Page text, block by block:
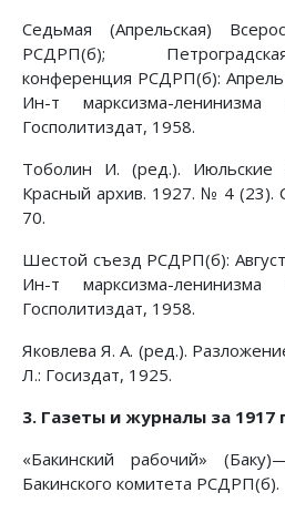
Седьмая (Апрельская)
РСДРП(б);
конференция РСДРП(б):
Ин-т марксизма-
Госполитиздат, 1958.
Тоболин И. (ред.).
Красный архив. 1927. № 4
70.
Шестой съезд РСДРП(б):
Ин-т марксизма-
Госполитиздат, 1958.
Яковлева Я. А. (ред.).
Л.: Госиздат, 1925.
3. Газеты и журналы за 1917
«Бакинский рабочий»
Бакинского комитета РСДРП(б).